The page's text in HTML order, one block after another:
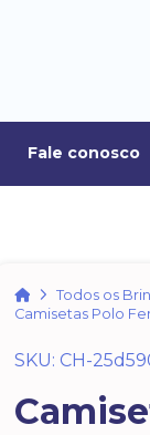
Fale conosco
HomeTodos os
Camisetas Polo
SKU: CH-